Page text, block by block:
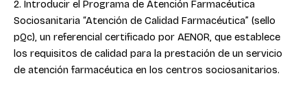
2. Introducir el Programa de Atención Farmacéutica
Sociosanitaria “Atención de Calidad Farmacéutica” (sello
pQc), un referencial certificado por AENOR, que establece
los requisitos de calidad para la prestación de un servicio
de atención farmacéutica en los centros sociosanitarios.